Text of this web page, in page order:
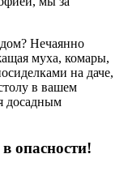
Нечаянно
муха, комары,
на даче,
в вашем
досадным
опасности!